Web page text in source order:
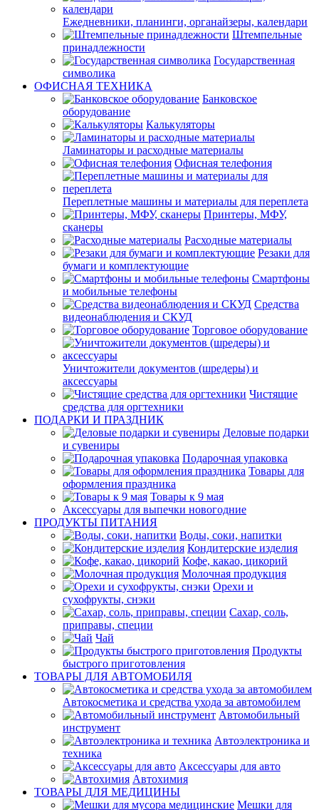
Ежедневники, планинги, органайзеры, календари
Штемпельные
принадлежности
Государственная
символика
ОФИСНАЯ ТЕХНИКА
Банковское
оборудование
Калькуляторы
Ламинаторы и расходные материалы
Офисная телефония
Переплетные машины и материалы для переплета
Принтеры, МФУ,
сканеры
Расходные материалы
Резаки для
бумаги и комплектующие
Смартфоны
и мобильные телефоны
Средства
видеонаблюдения и СКУД
Торговое оборудование
Уничтожители документов (шредеры) и
аксессуары
Чистящие
средства для оргтехники
ПОДАРКИ И ПРАЗДНИК
Деловые подарки
и сувениры
Подарочная упаковка
Товары для
оформления праздника
Товары к 9 мая
Аксессуары для выпечки новогодние
ПРОДУКТЫ ПИТАНИЯ
Воды, соки, напитки
Кондитерские изделия
Кофе, какао, цикорий
Молочная продукция
Орехи и
сухофрукты, снэки
Сахар, соль,
приправы, специи
Чай
Продукты
быстрого приготовления
ТОВАРЫ ДЛЯ АВТОМОБИЛЯ
Автокосметика и средства ухода за автомобилем
Автомобильный
инструмент
Автоэлектроника и
техника
Аксессуары для авто
Автохимия
ТОВАРЫ ДЛЯ МЕДИЦИНЫ
Мешки для